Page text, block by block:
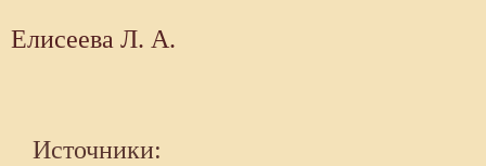
Елисеева Л. А.
Источники: